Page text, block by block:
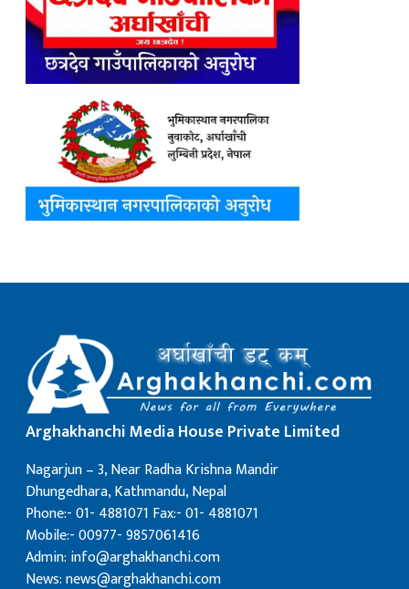
Arghakhanchi Media House Private Limited
Nagarjun – 3, Near Radha Krishna Mandir
Dhungedhara, Kathmandu, Nepal
Phone:- 01- 4881071 Fax:- 01- 4881071
Mobile:- 00977- 9857061416
Admin: info@arghakhanchi.com
News: news@arghakhanchi.com